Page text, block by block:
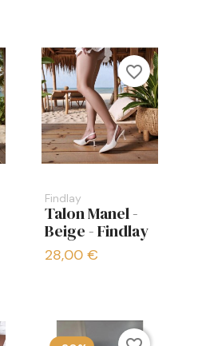
Findlay
Talon Manel -
Beige - Findlay
28,00 €
favorite_border